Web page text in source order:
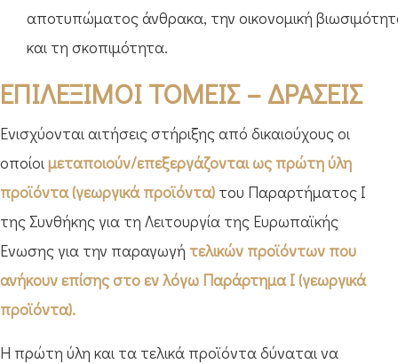
αποτυπώματος άνθρακα, την οικονομική
και τη σκοπιμότητα.
ΕΠΙΛΕΞΙΜΟΙ ΤΟΜΕΙΣ – ΔΡΑΣΕΙΣ
Ενισχύονται αιτήσεις στήριξης από δικαιούχους οι
οποίοιμεταποιούν/επεξεργάζονται ως πρώτη ύλη
προϊόντα (γεωργικά προϊόντα) του Παραρτήματος Ι
της Συνθήκης για τη Λειτουργία της Ευρωπαϊκής
Ένωσης για την παραγωγή τελικών προϊόντων που
ανήκουν επίσης στο εν λόγω Παράρτημα Ι (γεωργικά
προϊόντα).
Η πρώτη ύλη και τα τελικά προϊόντα δύναται να